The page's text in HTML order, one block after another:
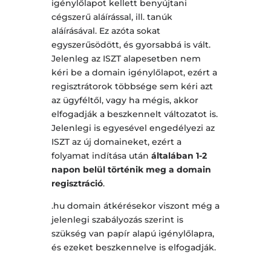
igénylőlapot kellett benyújtani
cégszerű aláírással, ill. tanúk
aláírásával. Ez azóta sokat
egyszerűsödött, és gyorsabbá is vált.
Jelenleg az ISZT alapesetben nem
kéri be a domain igénylőlapot, ezért a
regisztrátorok többsége sem kéri azt
az ügyféltől, vagy ha mégis, akkor
elfogadják a beszkennelt változatot is.
Jelenlegi is egyesével engedélyezi az
ISZT az új domaineket, ezért a
folyamat indítása után általában 1-2
napon belül történik meg a domain
regisztráció.
.hu domain átkérésekor viszont még a
jelenlegi szabályozás szerint is
szükség van papír alapú igénylőlapra,
és ezeket beszkennelve is elfogadják.